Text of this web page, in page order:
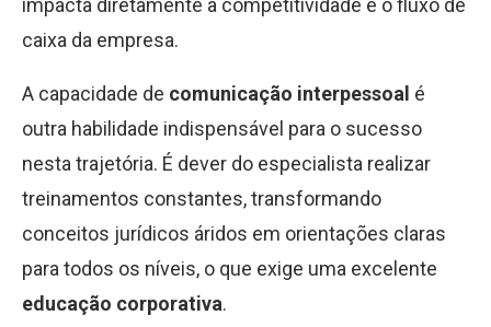
impacta diretamente a competitividade e o fluxo de
caixa da empresa.
A capacidade de comunicação interpessoal é
outra habilidade indispensável para o sucesso
nesta trajetória. É dever do especialista realizar
treinamentos constantes, transformando
conceitos jurídicos áridos em orientações claras
para todos os níveis, o que exige uma excelente
educação corporativa.